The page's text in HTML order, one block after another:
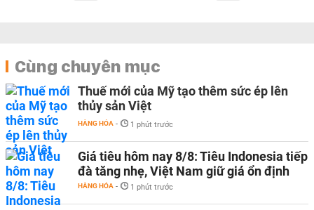
Cùng chuyên mục
Thuế mới của Mỹ tạo thêm sức ép lên
thủy sản Việt
HÀNG HÓA - 1 phút trước
Giá tiêu hôm nay 8/8: Tiêu Indonesia tiếp
đà tăng nhẹ, Việt Nam giữ giá ổn định
HÀNG HÓA - 1 phút trước